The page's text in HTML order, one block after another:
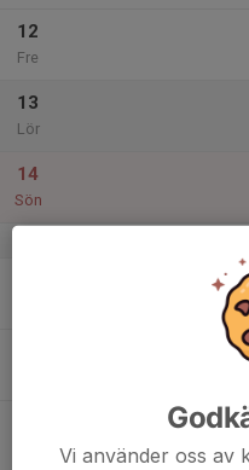
12
Fre
13
Lör
14
Sön
Vi använder oss av